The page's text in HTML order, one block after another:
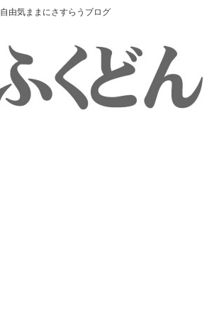
自由気ままにさすらうブログ